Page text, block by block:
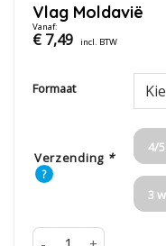
Vlag Moldavië
Vanaf:
€7,49 incl. BTW
Formaat
Verzending *
?
4/
3
Vlag Moldavië aantal